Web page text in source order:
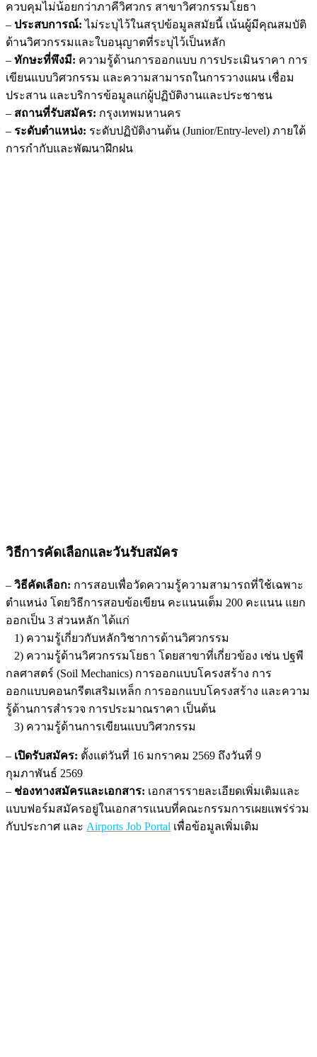
ควบคุมไม่น้อยกว่าภาคีวิศวกร สาขาวิศวกรรมโยธา
– ประสบการณ์: ไม่ระบุไว้ในสรุปข้อมูลสมัยนี้ เน้นผู้มีคุณสมบัติ
ด้านวิศวกรรมและใบอนุญาตที่ระบุไว้เป็นหลัก
– ทักษะที่พึงมี: ความรู้ด้านการออกแบบ การประเมินราคา การ
เขียนแบบวิศวกรรม และความสามารถในการวางแผน เชื่อม
ประสาน และบริการข้อมูลแก่ผู้ปฏิบัติงานและประชาชน
– สถานที่รับสมัคร: กรุงเทพมหานคร
– ระดับตำแหน่ง: ระดับปฏิบัติงานต้น (Junior/Entry-level) ภายใต้
การกำกับและพัฒนาฝึกฝน
วิธีการคัดเลือกและวันรับสมัคร
– วิธีคัดเลือก: การสอบเพื่อวัดความรู้ความสามารถที่ใช้เฉพาะ
ตำแหน่ง โดยวิธีการสอบข้อเขียน คะแนนเต็ม 200 คะแนน แยก
ออกเป็น 3 ส่วนหลัก ได้แก่
1) ความรู้เกี่ยวกับหลักวิชาการด้านวิศวกรรม
2) ความรู้ด้านวิศวกรรมโยธา โดยสาขาที่เกี่ยวข้อง เช่น ปฐพี
กลศาสตร์ (Soil Mechanics) การออกแบบโครงสร้าง การ
ออกแบบคอนกรีตเสริมเหล็ก การออกแบบโครงสร้าง และความ
รู้ด้านการสำรวจ การประมาณราคา เป็นต้น
3) ความรู้ด้านการเขียนแบบวิศวกรรม
– เปิดรับสมัคร: ตั้งแต่วันที่ 16 มกราคม 2569 ถึงวันที่ 9
กุมภาพันธ์ 2569
– ช่องทางสมัครและเอกสาร: เอกสารรายละเอียดเพิ่มเติมและ
แบบฟอร์มสมัครอยู่ในเอกสารแนบที่คณะกรรมการเผยแพร่ร่วม
กับประกาศ และ Airports Job Portal เพื่อข้อมูลเพิ่มเติม